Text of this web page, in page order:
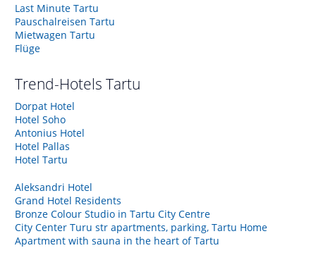
Last Minute Tartu
Pauschalreisen Tartu
Mietwagen Tartu
Flüge
Trend-Hotels Tartu
Dorpat Hotel
Hotel Soho
Antonius Hotel
Hotel Pallas
Hotel Tartu
Aleksandri Hotel
Grand Hotel Residents
Bronze Colour Studio in Tartu City Centre
City Center Turu str apartments, parking, Tartu Home
Apartment with sauna in the heart of Tartu